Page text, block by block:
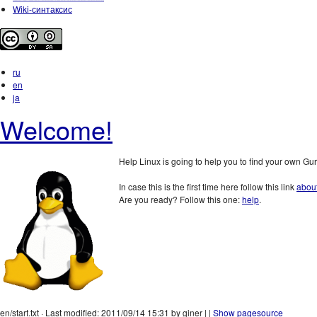
Wiki-синтаксис
ru
en
ja
Welcome!
Help Linux is going to help you to find your own
In case this is the first time here follow this link
Are you ready? Follow this one:help.
en/start.txt · Last modified: 2011/09/14 15:31 by giner | | Show pagesource